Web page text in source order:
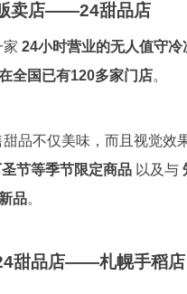
卖店——24甜品店
家 24小时营业的无人值守冷
全国已有120多家门店。
甜品不仅美味，而且视觉效
节等季节限定商品 以及与
品。
甜品店——札幌手稻店